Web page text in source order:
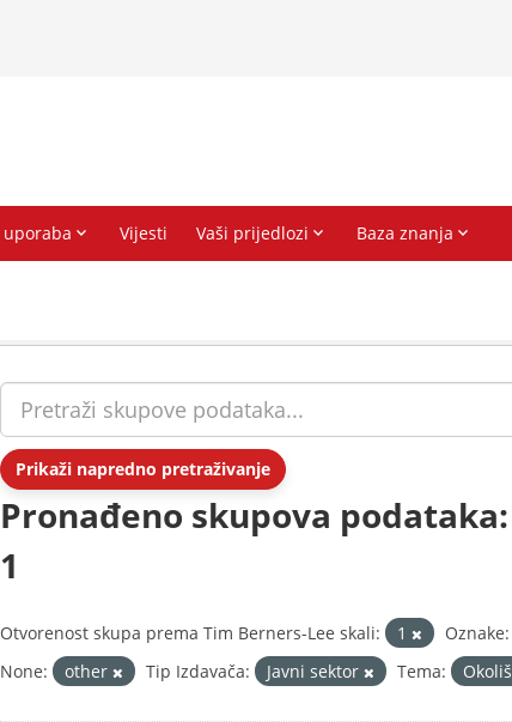
Prikaži napredno pretraživanje
Pronađeno skupova podataka:
1
Otvorenost skupa prema Tim Berners-Lee skali: 1 Oznake:
None:
other Tip Izdavača: Javni sektor Tema: Okoliš